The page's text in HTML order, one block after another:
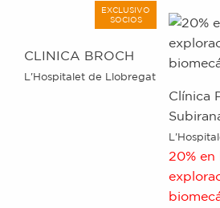
EXCLUSIVO
SOCIOS
CLINICA BROCH
L'Hospitalet de Llobregat
Clínica
20% en